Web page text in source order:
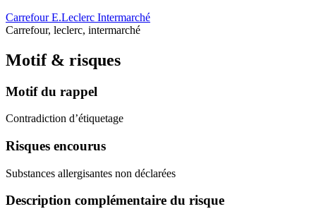
CarrefourE.Leclerc Intermarché
Carrefour, leclerc, intermarché
Motif & risques
Motif du rappel
Contradiction d’étiquetage
Risques encourus
Substances allergisantes non déclarées
Description complémentaire du risque